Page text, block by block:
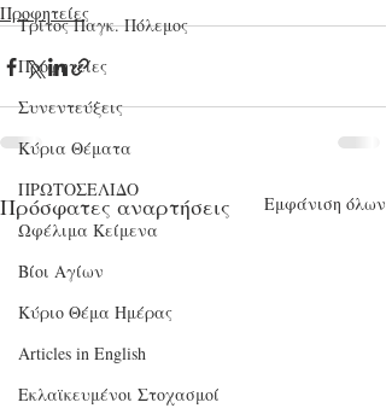
Τρίτος Παγκ. Πόλεμος
Προφητείες
Συνεντεύξεις
Κύρια Θέματα
ΠΡΩΤΟΣΕΛΙΔΟ
Ωφέλιμα Κείμενα
Βίοι Αγίων
Κύριο Θέμα Ημέρας
Articles in English
Εκλαϊκευμένοι Στοχασμοί
Προφητείες
Πρόσφατες αναρτήσεις Εμφάνιση όλων